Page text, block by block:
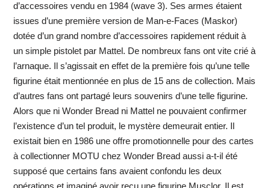
d’accessoires vendu en 1984 (wave 3). Ses armes étaient
issues d’une première version de Man-e-Faces (Maskor)
dotée d’un grand nombre d’accessoires rapidement réduit à
un simple pistolet par Mattel. De nombreux fans ont vite crié à
l’arnaque. Il s’agissait en effet de la première fois qu’une telle
figurine était mentionnée en plus de 15 ans de collection. Mais
d’autres fans ont partagé leurs souvenirs d’une telle figurine.
Alors que ni Wonder Bread ni Mattel ne pouvaient confirmer
l’existence d’un tel produit, le mystère demeurait entier. Il
existait bien en 1986 une offre promotionnelle pour des cartes
à collectionner MOTU chez Wonder Bread aussi a-t-il été
supposé que certains fans avaient confondu les deux